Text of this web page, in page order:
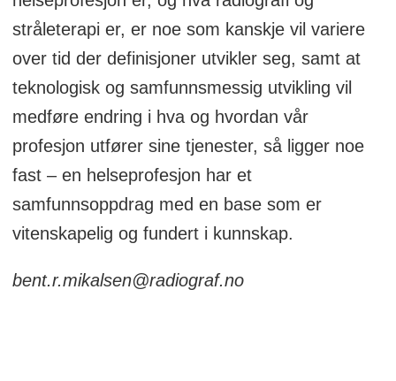
stråleterapi er, er noe som kanskje vil variere
over tid der definisjoner utvikler seg, samt at
teknologisk og samfunnsmessig utvikling vil
medføre endring i hva og hvordan vår
profesjon utfører sine tjenester, så ligger noe
fast – en helseprofesjon har et
samfunnsoppdrag med en base som er
vitenskapelig og fundert i kunnskap.
bent.r.mikalsen@radiograf.no